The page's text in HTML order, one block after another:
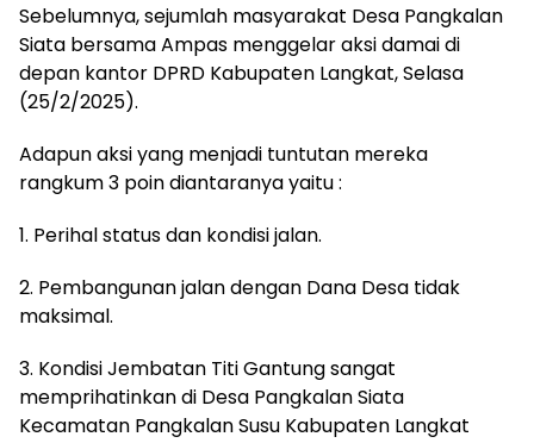
Sebelumnya, sejumlah masyarakat Desa Pangkalan
Siata bersama Ampas menggelar aksi damai di
depan kantor DPRD Kabupaten Langkat, Selasa
(25/2/2025).
Adapun aksi yang menjadi tuntutan mereka
rangkum 3 poin diantaranya yaitu :
1. Perihal status dan kondisi jalan.
2. Pembangunan jalan dengan Dana Desa tidak
maksimal.
3. Kondisi Jembatan Titi Gantung sangat
memprihatinkan di Desa Pangkalan Siata
Kecamatan Pangkalan Susu Kabupaten Langkat